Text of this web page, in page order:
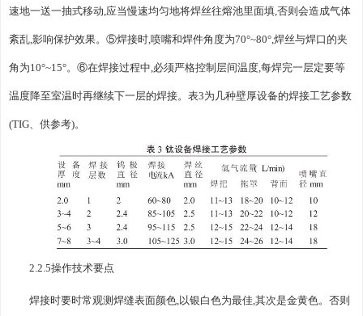
速地一送一抽式移动,应当慢速均匀地将焊丝往熔池里面填,否则会造成气体
紊乱,影响保护效果。⑤焊接时,喷嘴和焊件角度为70°~80°,焊丝与焊口的夹
角为10°~15°。⑥在焊接过程中,必须严格控制层间温度,每焊完一层定要等
温度降至室温时再继续下一层的焊接。表3为几种壁厚设备的焊接工艺参数
(TIG、供参考)。
2.2.5操作技术要点
焊接时要时常观测焊缝表面颜色,以银白色为最佳,其次是金黄色。否则